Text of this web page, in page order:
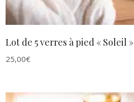
Lot de 5 verres à pied « Soleil »
25,00€